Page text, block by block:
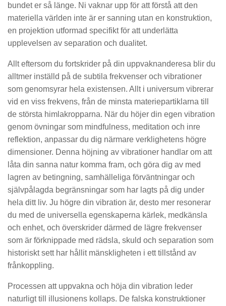
bundet er så länge. Ni vaknar upp för att förstå att den
materiella världen inte är er sanning utan en konstruktion,
en projektion utformad specifikt för att underlätta
upplevelsen av separation och dualitet.
Allt eftersom du fortskrider på din uppvaknanderesa blir du
alltmer inställd på de subtila frekvenser och vibrationer
som genomsyrar hela existensen. Allt i universum vibrerar
vid en viss frekvens, från de minsta materiepartiklarna till
de största himlakropparna. När du höjer din egen vibration
genom övningar som mindfulness, meditation och inre
reflektion, anpassar du dig närmare verklighetens högre
dimensioner. Denna höjning av vibrationer handlar om att
låta din sanna natur komma fram, och göra dig av med
lagren av betingning, samhälleliga förväntningar och
självpålagda begränsningar som har lagts på dig under
hela ditt liv. Ju högre din vibration är, desto mer resonerar
du med de universella egenskaperna kärlek, medkänsla
och enhet, och överskrider därmed de lägre frekvenser
som är förknippade med rädsla, skuld och separation som
historiskt sett har hållit mänskligheten i ett tillstånd av
frånkoppling.
Processen att uppvakna och höja din vibration leder
naturligt till illusionens kollaps. De falska konstruktioner